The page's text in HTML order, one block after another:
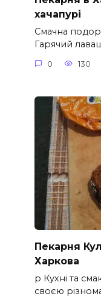
хачапурі
Смачна
Гарячий
0 130
Пекарня
Харкова
p Кухні та
своєю